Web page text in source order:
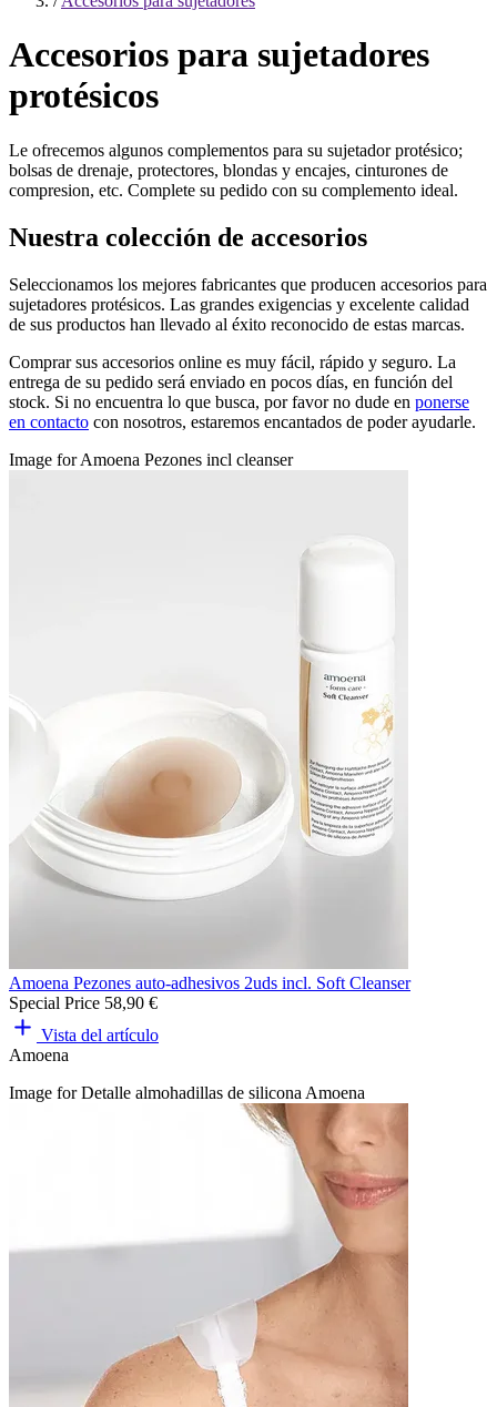
Accesorios para sujetadores
protésicos
Le ofrecemos algunos complementos para su sujetador protésico;
bolsas de drenaje, protectores, blondas y encajes, cinturones de
compresion, etc. Complete su pedido con su complemento ideal.
Nuestra colección de accesorios
Seleccionamos los mejores fabricantes que producen accesorios para
sujetadores protésicos. Las grandes exigencias y excelente calidad
de sus productos han llevado al éxito reconocido de estas marcas.
Comprar sus accesorios online es muy fácil, rápido y seguro. La
entrega de su pedido será enviado en pocos días, en función del
stock. Si no encuentra lo que busca, por favor no dude en ponerse
en contacto con nosotros, estaremos encantados de poder ayudarle.
Image for Amoena Pezones incl cleanser
Amoena Pezones auto-adhesivos 2uds incl. Soft Cleanser
Special Price 58,90 €
Vista del artículo
Amoena
Image for Detalle almohadillas de silicona Amoena